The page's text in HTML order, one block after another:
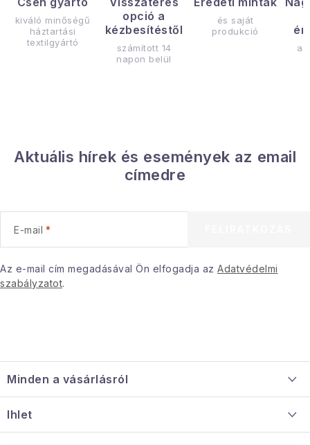
kiváló minőségű
háztartási
textilgyártó
opció a
kézbesítéstől
számított 14
napon belül
és saját
produkció
Aktuális hírek és események az email
címedre
E-mail
Az e-mail cím megadásával Ön elfogadja az Adatvédelmi
szabályzatot.
á
b
é
Minden a vásárlásról
Információ a mellékletről
Ihlet